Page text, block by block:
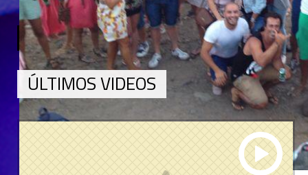
« First ‹ Previous 3 4 5 6 7 8
ÚLTIMOS VIDEOS